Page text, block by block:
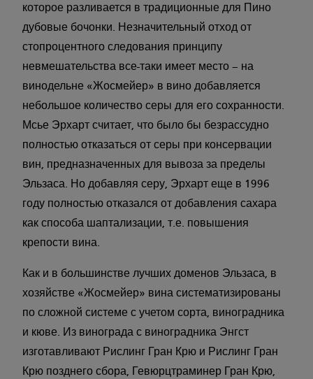
которое разливается в традиционные для Пино
дубовые бочонки. Незначительный отход от
стопроцентного следования принципу
невмешательства все-таки имеет место – на
винодельне «Жосмейер» в вино добавляется
небольшое количество серы для его сохранности.
Мсье Эрхарт считает, что было бы безрассудно
полностью отказаться от серы при консервации
вин, предназначенных для вывоза за пределы
Эльзаса. Но добавляя серу, Эрхарт еще в 1996
году полностью отказался от добавления сахара
как способа шаптализации, т.е. повышения
крепости вина.
Как и в большинстве лучших доменов Эльзаса, в
хозяйстве «Жосмейер» вина систематизированы
по сложной системе с учетом сорта, виноградника
и кюве. Из винограда с виноградника Энгст
изготавливают Рислинг Гран Крю и Рислинг Гран
Крю позднего сбора, Гевюрцтраминер Гран Крю,